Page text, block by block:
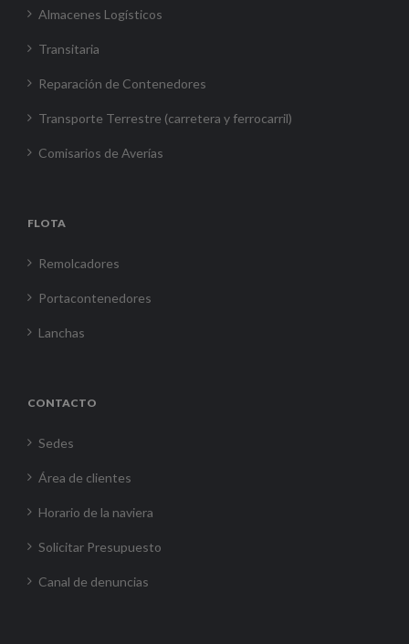
Almacenes Logísticos
Transitaria
Reparación de Contenedores
Transporte Terrestre (carretera y ferrocarril)
Comisarios de Averías
FLOTA
Remolcadores
Portacontenedores
Lanchas
CONTACTO
Sedes
Área de clientes
Horario de la naviera
Solicitar Presupuesto
Canal de denuncias